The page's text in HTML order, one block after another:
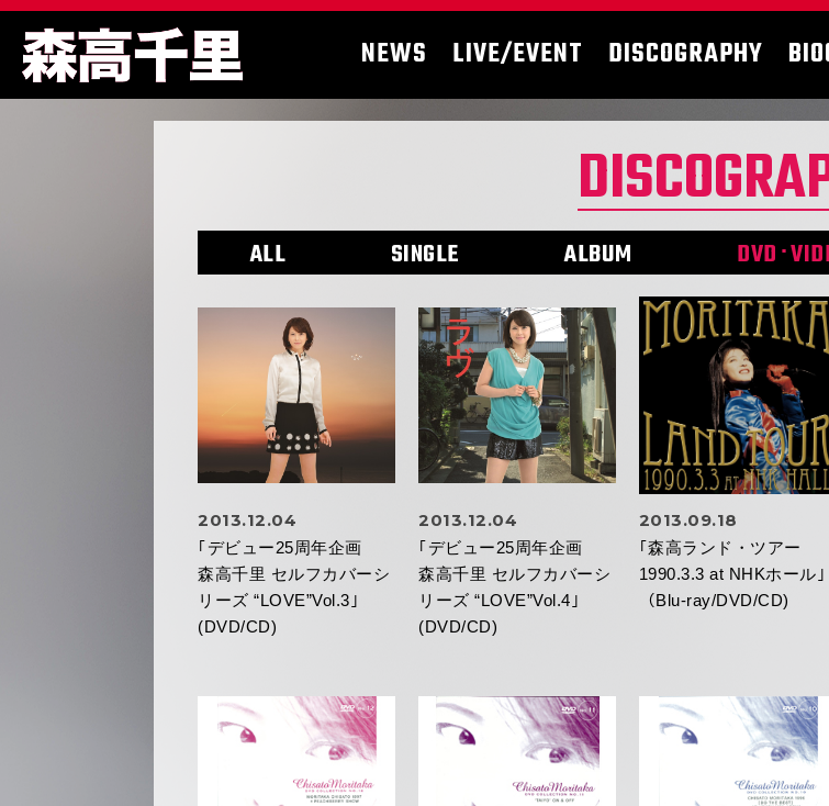
NEWS LIVE/EVENT DISCOGRAPHY
ALL SINGLE ALBUM DVD･
2013.12.04
｢デビュー25周年企画
森高千里 セルフカバーシ
リーズ “LOVE”Vol.3｣
(DVD/CD)
2013.12.04
｢デビュー25周年企画
森高千里 セルフカバーシ
リーズ “LOVE”Vol.4｣
(DVD/CD)
2013.09.18
｢森高ランド・ツアー
1990.3.3 at NHKホール｣
（Blu-ray/DVD/CD)